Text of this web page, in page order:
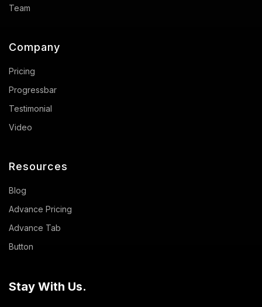
Team
Company
Pricing
Progressbar
Testimonial
Video
Resources
Blog
Advance Pricing
Advance Tab
Button
Stay With Us.